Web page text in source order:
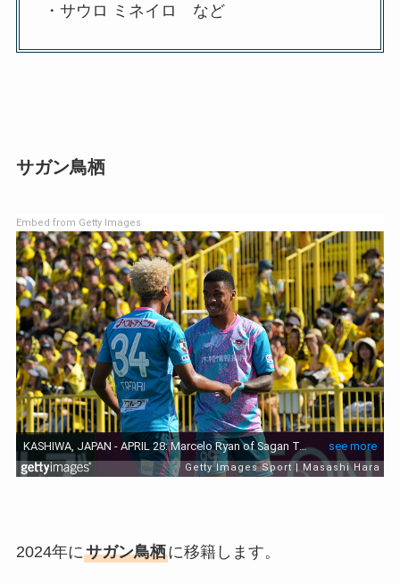
・サウロ ミネイロ など
サガン鳥栖
Embed from Getty Images
2024年にサガン鳥栖に移籍します。